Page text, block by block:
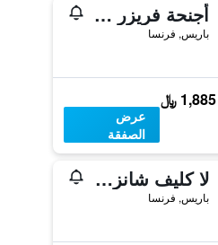
أجنحة فريزر لو كلاريدج شانزليزيه
باريس, فرنسا
1,885 ﷼
عرض
الصفقة
لا كليف شانزليزيه باريس باي ذا كريست كوليكشن
باريس, فرنسا